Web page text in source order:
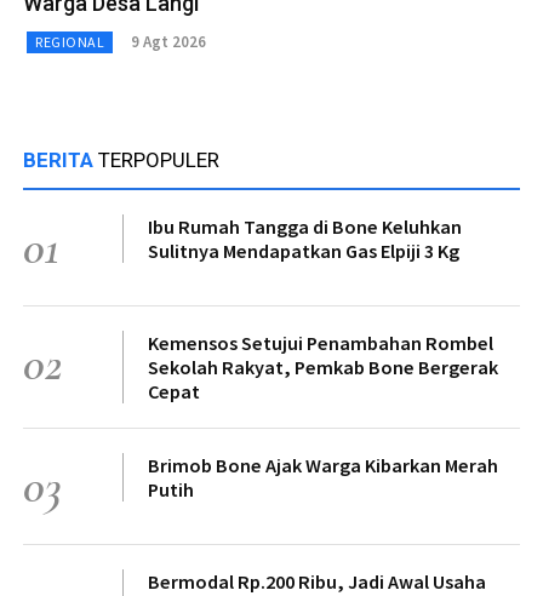
REGIONAL 9 Agt 2026
BERITA TERPOPULER
01
Ibu Rumah Tangga di Bone Keluhkan
Sulitnya Mendapatkan Gas Elpiji 3 Kg
02
Kemensos Setujui Penambahan Rombel
Sekolah Rakyat, Pemkab Bone Bergerak
Cepat
03
Brimob Bone Ajak Warga Kibarkan Merah
Putih
Bermodal Rp.200 Ribu, Jadi Awal Usaha